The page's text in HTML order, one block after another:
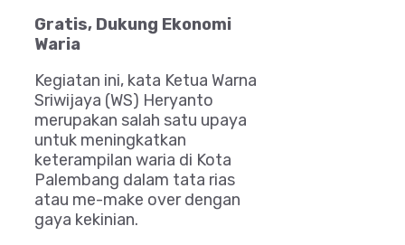
Gratis, Dukung Ekonomi
Waria
Kegiatan ini, kata Ketua Warna
Sriwijaya (WS) Heryanto
merupakan salah satu upaya
untuk meningkatkan
keterampilan waria di Kota
Palembang dalam tata rias
atau me-make over dengan
gaya kekinian.